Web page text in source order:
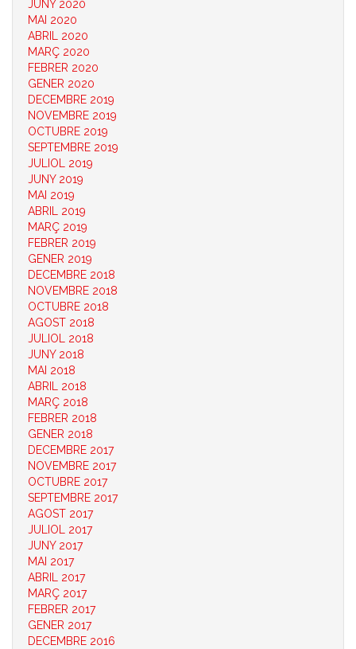
JUNY 2020
MAI 2020
ABRIL 2020
MARÇ 2020
FEBRER 2020
GENER 2020
DECEMBRE 2019
NOVEMBRE 2019
OCTUBRE 2019
SEPTEMBRE 2019
JULIOL 2019
JUNY 2019
MAI 2019
ABRIL 2019
MARÇ 2019
FEBRER 2019
GENER 2019
DECEMBRE 2018
NOVEMBRE 2018
OCTUBRE 2018
AGOST 2018
JULIOL 2018
JUNY 2018
MAI 2018
ABRIL 2018
MARÇ 2018
FEBRER 2018
GENER 2018
DECEMBRE 2017
NOVEMBRE 2017
OCTUBRE 2017
SEPTEMBRE 2017
AGOST 2017
JULIOL 2017
JUNY 2017
MAI 2017
ABRIL 2017
MARÇ 2017
FEBRER 2017
GENER 2017
DECEMBRE 2016